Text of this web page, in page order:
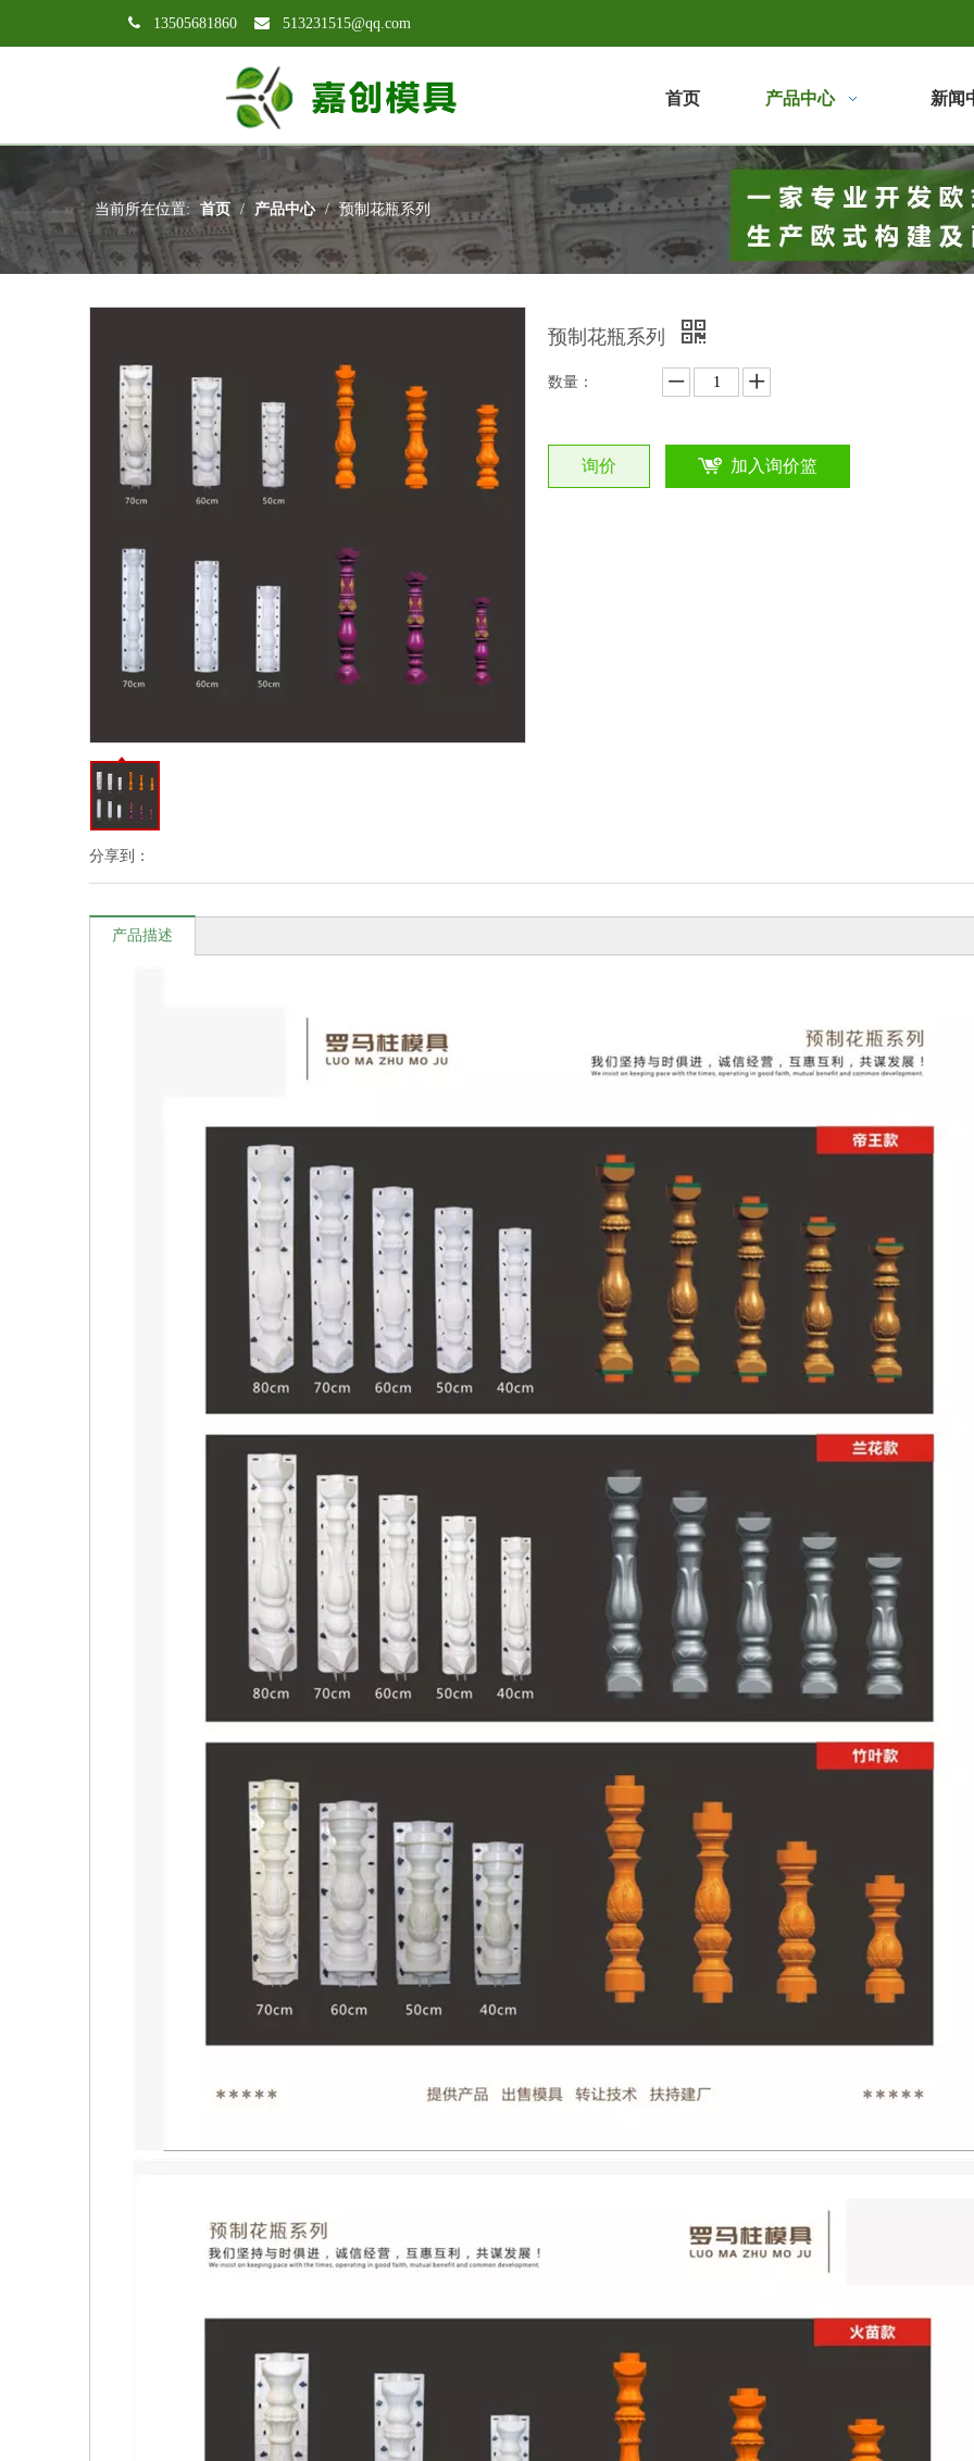
 13505681860  513231515@qq.com
首页 产品中心 新闻
当前所在位置: 首页 / 产品中心 / 预制花瓶系列
分享到：
预制花瓶系列
数量：
询价 加入询价篮
产品描述